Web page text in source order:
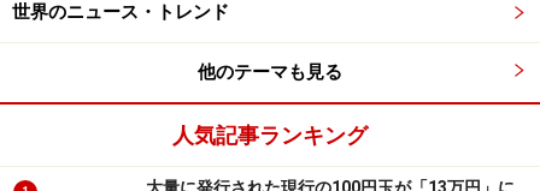
【関連記事はコチラ】
過去最多！ 日本人男性の「エイズ」事情
死者まで発生！ 恐怖の「狂犬病」とは？
世の悲しみ・恐怖のニュース
世界のニュース・トレンド
他のテーマも見る
人気記事ランキング